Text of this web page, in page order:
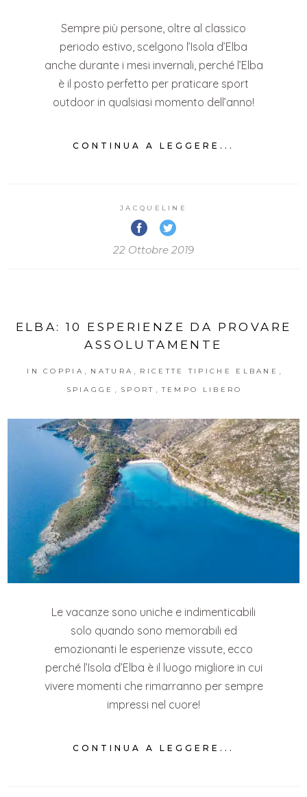
Sempre più persone, oltre al classico
periodo estivo, scelgono l’Isola d’Elba
anche durante i mesi invernali, perché l’Elba
è il posto perfetto per praticare sport
outdoor in qualsiasi momento dell’anno!
CONTINUA A LEGGERE...
JACQUELINE
22 Ottobre 2019
ELBA: 10 ESPERIENZE DA PROVARE
ASSOLUTAMENTE
IN COPPIA , NATURA , RICETTE TIPICHE ELBANE ,
SPIAGGE , SPORT , TEMPO LIBERO
Le vacanze sono uniche e indimenticabili
solo quando sono memorabili ed
emozionanti le esperienze vissute, ecco
perché l’Isola d’Elba è il luogo migliore in cui
vivere momenti che rimarranno per sempre
impressi nel cuore!
CONTINUA A LEGGERE...